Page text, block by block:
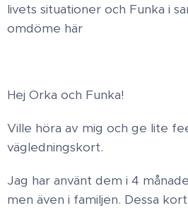
livets situationer och Funka i
omdöme här
Hej Orka och Funka!
Ville höra av mig och ge lite
vägledningskort.
Jag har använt dem i 4
men även i familjen. Dessa